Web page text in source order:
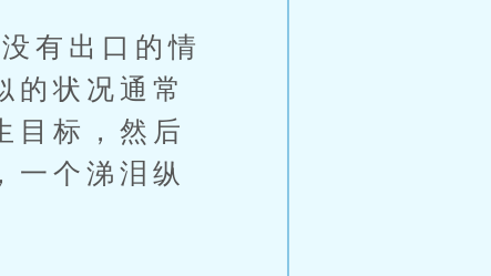
有出口的情
的状况通常
目标，然后
一个涕泪纵